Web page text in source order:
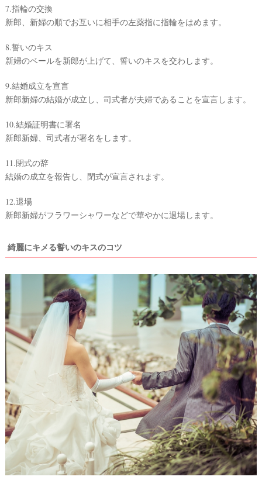
7.指輪の交換
新郎、新婦の順でお互いに相手の左薬指に指輪をはめます。
8.誓いのキス
新婦のベールを新郎が上げて、誓いのキスを交わします。
9.結婚成立を宣言
新郎新婦の結婚が成立し、司式者が夫婦であることを宣言します。
10.結婚証明書に署名
新郎新婦、司式者が署名をします。
11.閉式の辞
結婚の成立を報告し、閉式が宣言されます。
12.退場
新郎新婦がフラワーシャワーなどで華やかに退場します。
綺麗にキメる誓いのキスのコツ